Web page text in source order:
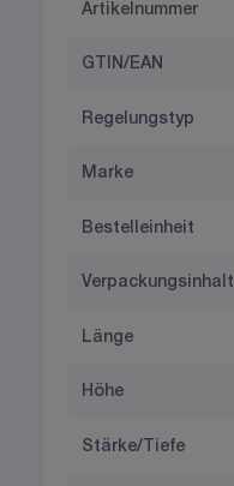
Artikelnummer
GTIN/EAN
Regelungstyp
Marke
Bestelleinheit
Verpackungsinhalt
Länge
Höhe
Stärke/Tiefe